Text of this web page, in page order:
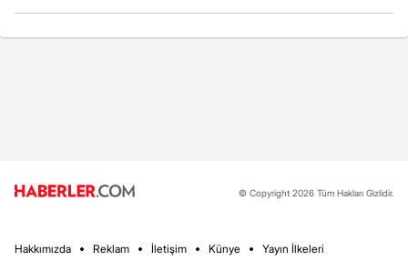
© Copyright 2026 Tüm Hakları Gizlidir.
Hakkımızda Reklam İletişim Künye Yayın İlkeleri